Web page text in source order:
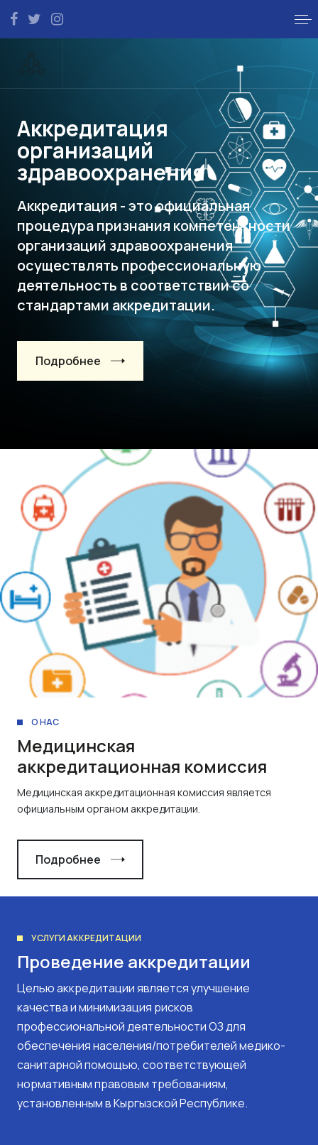
Аккредитация
организаций
здравоохранения
Аккредитация - это официальная
процедура признания компетентности
организаций здравоохранения
осуществлять профессиональную
деятельность в соответствии со
стандартами аккредитации.
Подробнее
О НАС
Медицинская
аккредитационная комиссия
Медицинская аккредитационная комиссия является
официальным органом аккредитации.
Подробнее
УСЛУГИ АККРЕДИТАЦИИ
Проведение аккредитации
Целью аккредитации является улучшение
качества и минимизация рисков
профессиональной деятельности ОЗ для
обеспечения населения/потребителей медико-
санитарной помощью, соответствующей
нормативным правовым требованиям,
установленным в Кыргызской Республике.